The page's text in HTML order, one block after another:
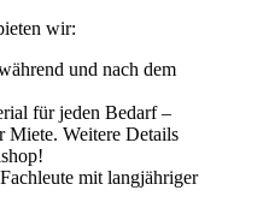
wir:
und nach dem
für jeden Bedarf –
Miete. Weitere Details
mit langjähriger